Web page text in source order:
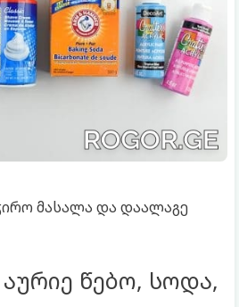
მასალა და დაალაგე
აურიე წებო, სოდა,